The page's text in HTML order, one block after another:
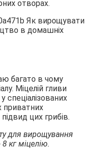
отворах.
багато в чому
Міцелій гливи
спеціалізованих
приватних
цих грибів.
для вирощування
кг міцелію.